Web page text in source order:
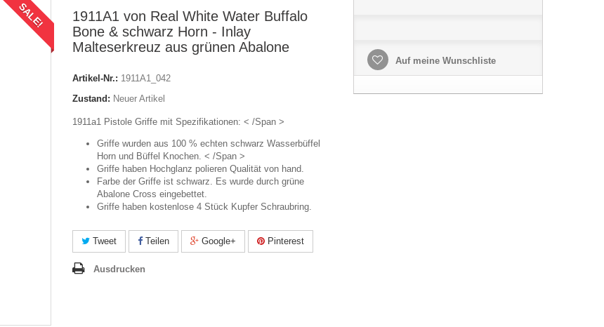
SALE!
1911A1 von Real White Water Buffalo
Bone & schwarz Horn - Inlay
Malteserkreuz aus grünen Abalone
Artikel-Nr.: 1911A1_042
Zustand: Neuer Artikel
1911a1 Pistole Griffe mit Spezifikationen: < /Span >
Griffe wurden aus 100 % echten schwarz Wasserbüffel
Horn und Büffel Knochen. < /Span >
Griffe haben Hochglanz polieren Qualität von hand.
Farbe der Griffe ist schwarz. Es wurde durch grüne
Abalone Cross eingebettet.
Griffe haben kostenlose 4 Stück Kupfer Schraubring.
Tweet Teilen Google+ Pinterest
Ausdrucken
Auf meine Wunschliste